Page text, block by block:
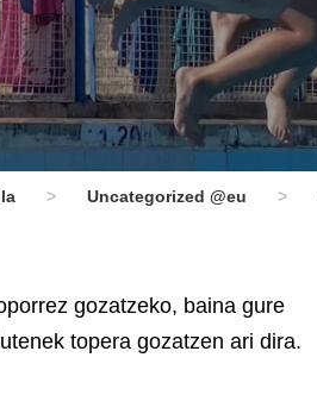
> Uncategorized @eu >
gozatzeko, baina gure
topera gozatzen ari dira.